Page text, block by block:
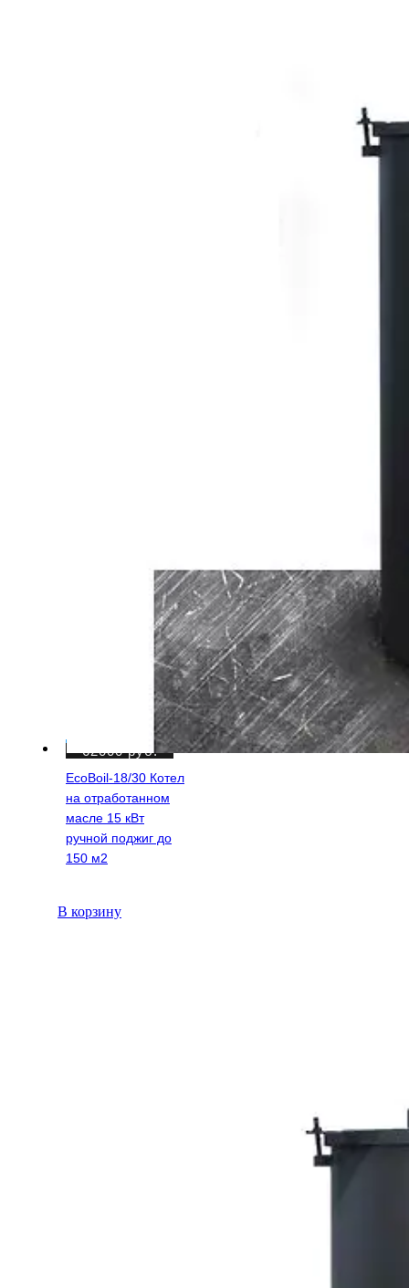
EcoBoil-18/30 Котел
на отработанном
масле 15 кВт
ручной поджиг до
150 м2
62000руб.
В корзину